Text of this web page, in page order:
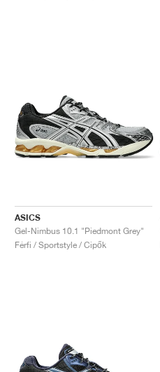
ASICS
Gel-Nimbus 10.1 "Piedmont Grey"
Férfi / Sportstyle / Cipők